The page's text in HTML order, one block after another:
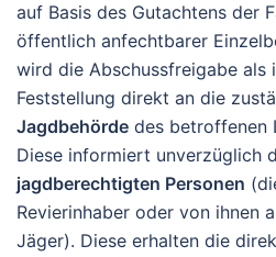
auf Basis des Gutachtens der
öffentlich anfechtbarer
wird die Abschussfreigabe als
Feststellung direkt an die
Jagdbehörde des betroffenen
Diese informiert unverzüglich
jagdberechtigten Personen
Revierinhaber oder von ihnen
Jäger). Diese erhalten die